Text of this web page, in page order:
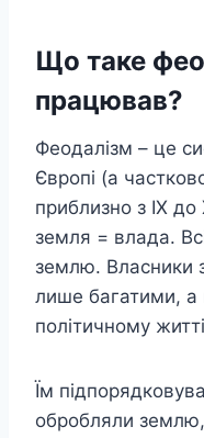
Що таке
працював?
Феодалізм – це
Європі (а
приблизно з IX до
земля = влада.
землю. Власники
лише багатими, а
політичному
Їм
обробляли